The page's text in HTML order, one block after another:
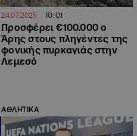
24.07.2025 10:01
Προσφέρει €100.000 ο
Άρης στους πληγέντες της
φονικής πυρκαγιάς στην
Λεμεσό
ΑΘΛΗΤΙΚΑ